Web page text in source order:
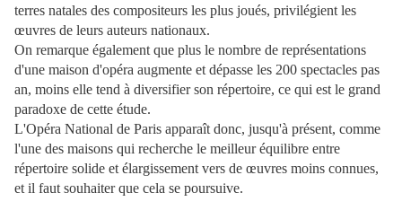
terres natales des compositeurs les plus joués, privilégient les
œuvres de leurs auteurs nationaux.
On remarque également que plus le nombre de représentations
d'une maison d'opéra augmente et dépasse les 200 spectacles pas
an, moins elle tend à diversifier son répertoire, ce qui est le grand
paradoxe de cette étude.
L'Opéra National de Paris apparaît donc, jusqu'à présent, comme
l'une des maisons qui recherche le meilleur équilibre entre
répertoire solide et élargissement vers de œuvres moins connues,
et il faut souhaiter que cela se poursuive.